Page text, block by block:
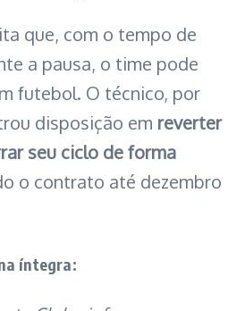
que, com o tempo de
a pausa, o time pode
futebol. O técnico, por
disposição em reverter
seu ciclo de forma
o contrato até dezembro
íntegra: